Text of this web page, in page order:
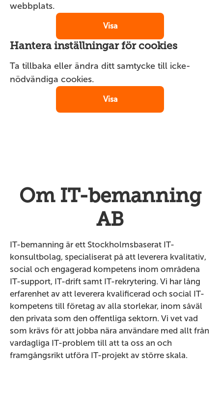
webbplats.
Visa
Hantera inställningar för cookies
Ta tillbaka eller ändra ditt samtycke till icke-
nödvändiga cookies.
Visa
Om IT-bemanning
AB
IT-bemanning är ett Stockholmsbaserat IT-
konsultbolag, specialiserat på att leverera kvalitativ,
social och engagerad kompetens inom områdena
IT-support, IT-drift samt IT-rekrytering. Vi har lång
erfarenhet av att leverera kvalificerad och social IT-
kompetens till företag av alla storlekar, inom såväl
den privata som den offentliga sektorn. Vi vet vad
som krävs för att jobba nära användare med allt från
vardagliga IT-problem till att ta oss an och
framgångsrikt utföra IT-projekt av större skala.